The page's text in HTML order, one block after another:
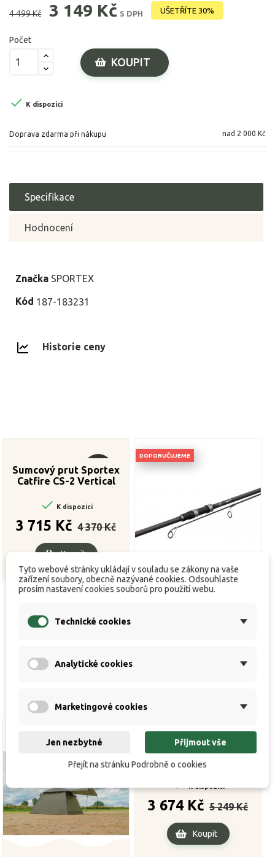
4 499 Kč 3 149 Kč S DPH UŠETŘÍTE 30%
Počet
KOUPIT
 K dispozici
Doprava zdarma při nákupu nad 2 000 Kč
Specifikace
Hodnocení
Značka SPORTEX
Kód 187-183231
Historie ceny
Výprodej!
Sumcový prut Sportex
Catfire CS-2 Vertical
 K dispozici
3 715 Kč
cena
4 370 Kč
Koupit
DOPORUČUJEME
Výprodej!
Výprodej Přívlačový prut
Hydra Spirit 2-díl 270cm /
K dispozici
3 674 Kč
cena
5 249 Kč
Koupit
Tyto webové stránky ukládají v souladu se zákony na vaše
zařízení soubory, obecně nazývané cookies. Odsouhlaste
prosím nastavení cookies souborů pro použití webu.
Technické cookies
Analytické cookies
Marketingové cookies
Jen nezbytné Přijmout vše
Přejít na stránku Podrobně o cookies